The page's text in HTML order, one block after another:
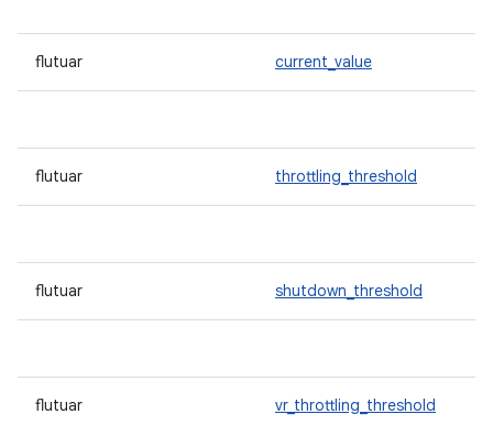
flutuar current_value
flutuar throttling_threshold
flutuar shutdown_threshold
flutuar vr_throttling_threshold